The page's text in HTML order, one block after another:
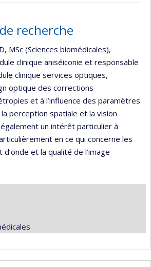
recherche
MSc (Sciences biomédicales),
clinique aniséiconie et responsable
clinique services optiques,
optique des corrections
et à l’influence des paramètres
perception spatiale et la vision
un intérêt particulier à
en ce qui concerne les
et la qualité de l’image